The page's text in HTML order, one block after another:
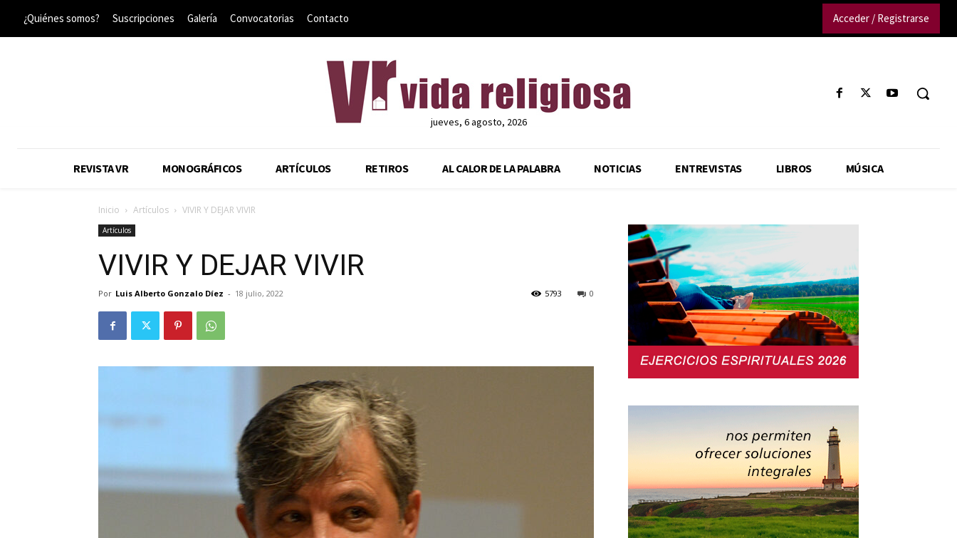
¿Quiénes somos? Suscripciones Galería Convocatorias Contacto Acceder / Registrarse
jueves, 6 agosto, 2026
REVISTA VR MONOGRÁFICOS ARTÍCULOS RETIROS AL CALOR DE LA PALABRA NOTICIAS ENTREVISTAS LIBROS MÚSICA
Inicio Artículos VIVIR Y DEJAR VIVIR
Artículos
VIVIR Y DEJAR VIVIR
Por Luis Alberto Gonzalo Díez - 18 julio, 2022 0
5793